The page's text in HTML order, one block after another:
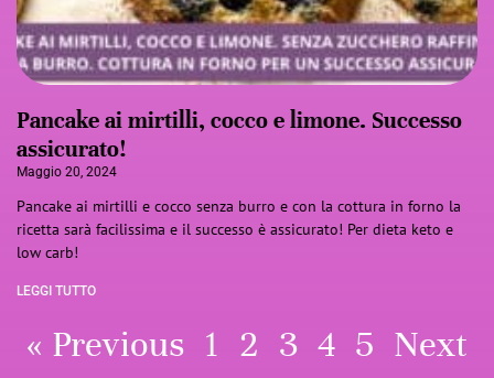
Pancake ai mirtilli, cocco e limone. Successo
assicurato!
Maggio 20, 2024
Pancake ai mirtilli e cocco senza burro e con la cottura in forno la
ricetta sarà facilissima e il successo è assicurato! Per dieta keto e
low carb!
LEGGI TUTTO
« Previous 1 2 3 4 5 Next